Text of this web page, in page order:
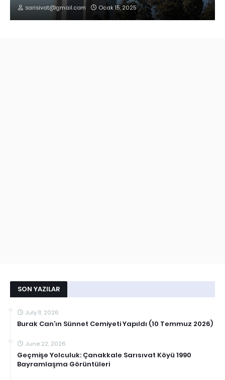
sarisivat@gmail.com Ocak 15, 2025
SON YAZILAR
July 11, 2026
Burak Can’ın Sünnet Cemiyeti Yapıldı (10 Temmuz 2026)
June 22, 2026
Geçmişe Yolculuk: Çanakkale Sarısıvat Köyü 1990
Bayramlaşma Görüntüleri